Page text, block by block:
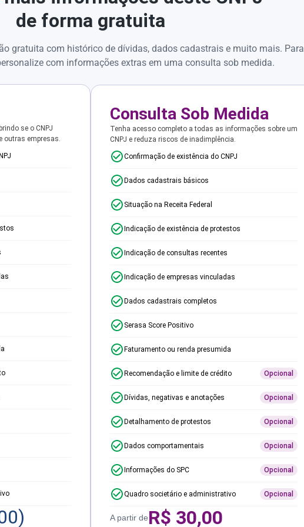
de forma gratuita
gratuita com histórico de dívidas, dados cadastrais e muito mais. Para
com informações extras em uma consulta sob medida.
se o CNPJ
outras empresas.
)
Consulta Sob Medida
Tenha acesso completo a todas as informações sobre um
CNPJ e reduza riscos de inadimplência.
Confirmação de existência do CNPJ
Dados cadastrais básicos
Situação na Receita Federal
Indicação de existência de protestos
Indicação de consultas recentes
Indicação de empresas vinculadas
Dados cadastrais completos
Serasa Score Positivo
Faturamento ou renda presumida
Recomendação e limite de crédito Opcional
Dívidas, negativas e anotações Opcional
Detalhamento de protestos Opcional
Dados comportamentais Opcional
Informações do SPC Opcional
Quadro societário e administrativo Opcional
A partir deR$ 30,00